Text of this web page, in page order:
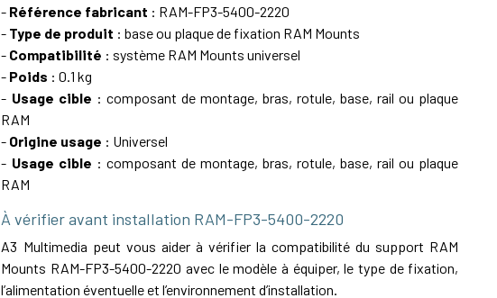
- Référence fabricant : RAM-FP3-5400-2220
- Type de produit : base ou plaque de fixation RAM Mounts
- Compatibilité : système RAM Mounts universel
- Poids : 0.1 kg
- Usage cible : composant de montage, bras, rotule, base, rail ou plaque
RAM
- Origine usage : Universel
- Usage cible : composant de montage, bras, rotule, base, rail ou plaque
RAM
À vérifier avant installation RAM-FP3-5400-2220
A3 Multimedia peut vous aider à vérifier la compatibilité du support RAM
Mounts RAM-FP3-5400-2220 avec le modèle à équiper, le type de fixation,
l’alimentation éventuelle et l’environnement d’installation.